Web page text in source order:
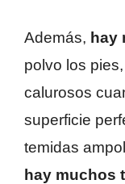
Además, hay
polvo los
calurosos
superficie
temidas
hay muchos